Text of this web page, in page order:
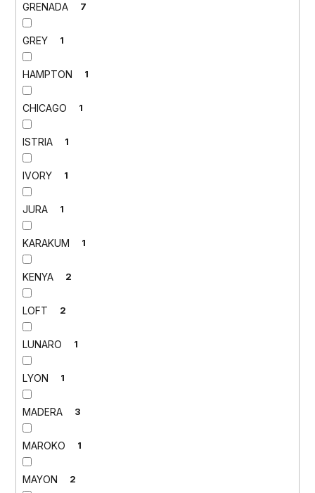
GRENADA 7
GREY 1
HAMPTON 1
CHICAGO 1
ISTRIA 1
IVORY 1
JURA 1
KARAKUM 1
KENYA 2
LOFT 2
LUNARO 1
LYON 1
MADERA 3
MAROKO 1
MAYON 2